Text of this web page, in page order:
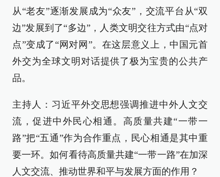
从“老友”逐渐发展成为“众友”，交流平台从“双
边”发展到了“多边”，人类文明交往方式由“点对
点”变成了“网对网”。在这层意义上，中国元首
外交为全球文明对话提供了极为宝贵的公共产
品。
主持人：习近平外交思想强调推进中外人文交
流，促进中外民心相通。高质量共建“一带一
路”把“五通”作为合作重点，民心相通是其中重
要一环。如何看待高质量共建“一带一路”在加深
人文交流、推动世界和平与发展方面的作用？